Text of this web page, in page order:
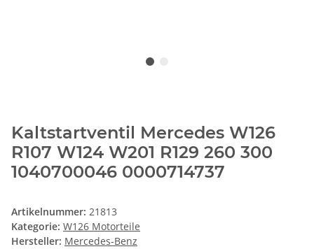
Kaltstartventil Mercedes W126
R107 W124 W201 R129 260 300
1040700046 0000714737
Artikelnummer: 21813
Kategorie: W126 Motorteile
Hersteller: Mercedes-Benz